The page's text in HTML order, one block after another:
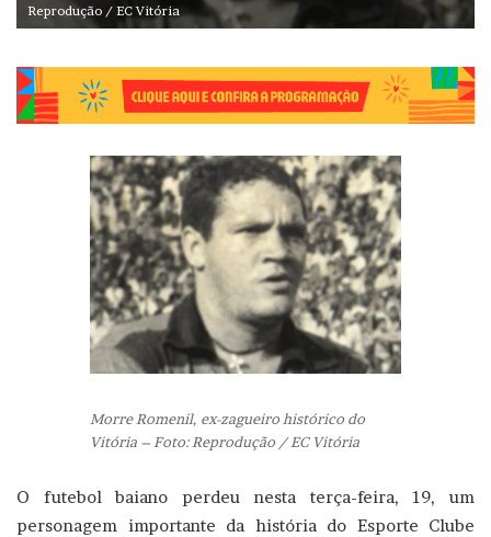
Reprodução / EC Vitória
Morre Romenil, ex-zagueiro histórico do
Vitória – Foto: Reprodução / EC Vitória
O futebol baiano perdeu nesta terça-feira, 19, um
personagem importante da história do Esporte Clube